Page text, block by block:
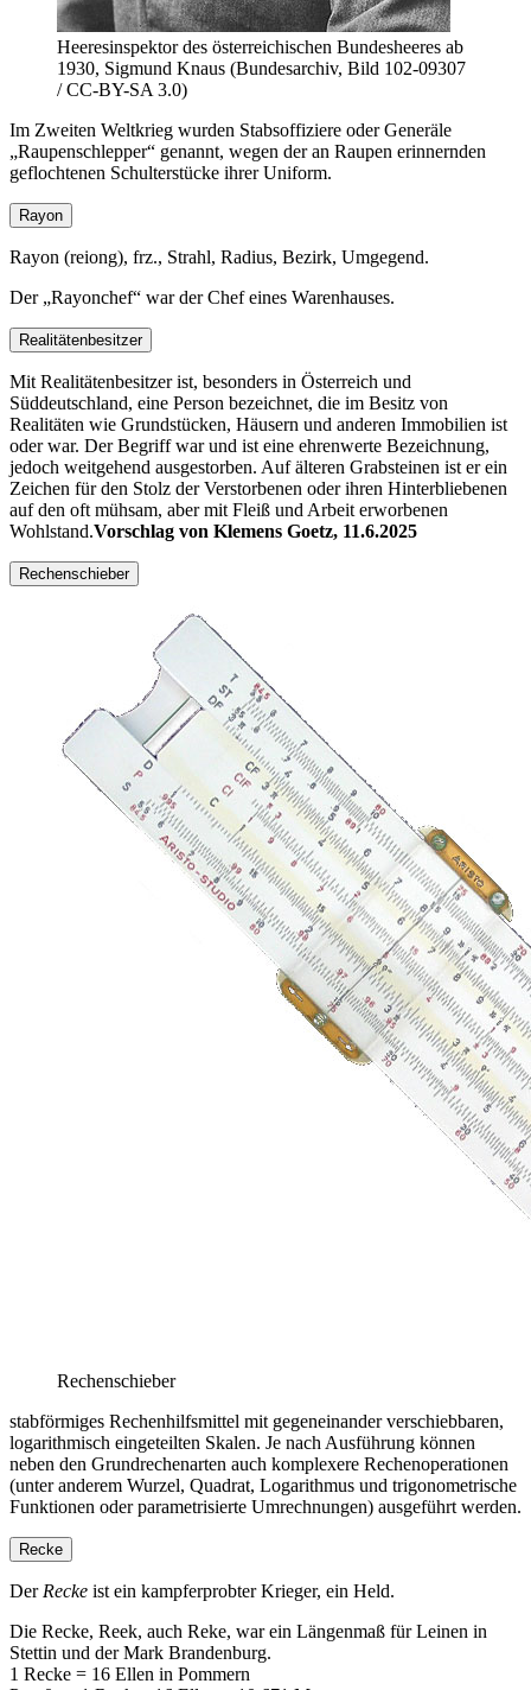
Heeresinspektor des österreichischen Bundesheeres ab
1930, Sigmund Knaus (Bundesarchiv, Bild 102-09307
/ CC-BY-SA 3.0)
Im Zweiten Weltkrieg wurden Stabsoffiziere oder Generäle
Raupenschlepper
genannt, wegen der an Raupen erinnernden
geflochtenen Schulterstücke ihrer Uniform.
Rayon
Rayon (reiong), frz., Strahl, Radius, Bezirk, Umgegend.
Der Rayonchef war der Chef eines Warenhauses.
Realitätenbesitzer
Mit Realitätenbesitzer ist, besonders in Österreich und
Süddeutschland, eine Person bezeichnet, die im Besitz von
Realitäten wie Grundstücken, Häusern und anderen Immobilien ist
oder war. Der Begriff war und ist eine ehrenwerte Bezeichnung,
jedoch weitgehend ausgestorben. Auf älteren Grabsteinen ist er ein
Zeichen für den Stolz der Verstorbenen oder ihren Hinterbliebenen
auf den oft mühsam, aber mit Fleiß und Arbeit erworbenen
Wohlstand.Vorschlag von Klemens Goetz, 11.6.2025
Rechenschieber
Rechenschieber
stabförmiges Rechenhilfsmittel mit gegeneinander verschiebbaren,
logarithmisch eingeteilten Skalen. Je nach Ausführung können
neben den Grundrechenarten auch komplexere Rechenoperationen
(unter anderem Wurzel, Quadrat, Logarithmus und trigonometrische
Funktionen oder parametrisierte Umrechnungen) ausgeführt werden.
Recke
Der Recke ist ein kampferprobter Krieger, ein Held.
Die Recke, Reek, auch Reke, war ein Längenmaß für Leinen in
Stettin und der Mark Brandenburg.
1 Recke = 16 Ellen in Pommern